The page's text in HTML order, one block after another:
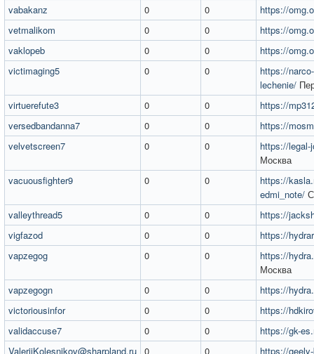
vabakanz
0 0
https://
vetmalikom
0 0
https://
vaklopeb
0 0
https://
victimaging5
0 0
https://
lechenie/
virtuerefute3
0 0
https://
versedbandanna7
0 0
https://
velvetscreen7
0 0
https://legal-
Москва
vacuousfighter9
0 0
https://
edmi_note/
valleythread5
0 0
https://
vigfazod
0 0
https://
vapzegog
0 0
https://
Москва
vapzegogn
0 0
https://
victoriousinfor
0 0
https://
validaccuse7
0 0
https://gk-
ValerijKolesnikov@sharpland.ru 0 0 https://